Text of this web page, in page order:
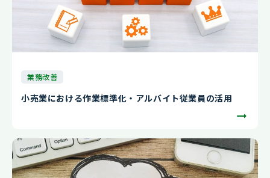
業務改善
小売業における作業標準化・アルバイト従業員の活用